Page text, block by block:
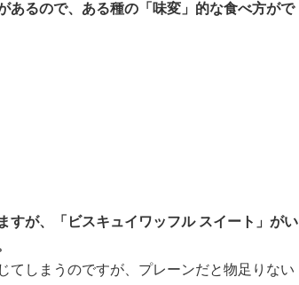
あるので、ある種の「味変」的な食べ方がで
すが、「ビスキュイワッフル スイート」がい
てしまうのですが、プレーンだと物足りない